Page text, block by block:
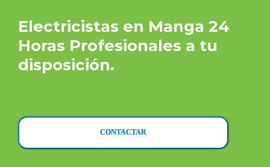
Electricistas en Manga 24
Horas Profesionales a tu
disposición.
CONTACTAR